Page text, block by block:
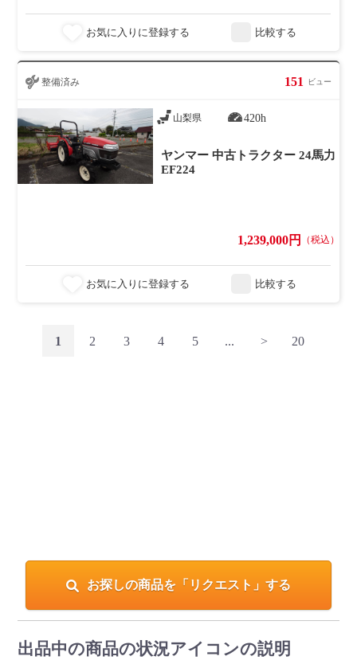
お気に入りに登録する 比較する
整備済み 151 ビュー
山梨県 420h
ヤンマー 中古トラクター 24馬力
EF224
1,239,000円 （税込）
お気に入りに登録する 比較する
1 2 3 4 5 ... > 20
お探しの商品を「リクエスト」する
出品中の商品の状況アイコンの説明